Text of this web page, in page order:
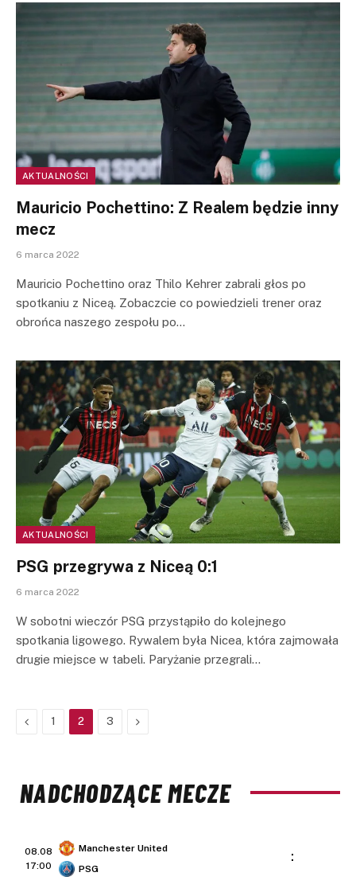
AKTUALNOŚCI
Mauricio Pochettino: Z Realem będzie inny
mecz
6 marca 2022
Mauricio Pochettino oraz Thilo Kehrer zabrali głos po
spotkaniu z Niceą. Zobaczcie co powiedzieli trener oraz
obrońca naszego zespołu po…
AKTUALNOŚCI
PSG przegrywa z Niceą 0:1
6 marca 2022
W sobotni wieczór PSG przystąpiło do kolejnego
spotkania ligowego. Rywalem była Nicea, która zajmowała
drugie miejsce w tabeli. Paryżanie przegrali…
Previous
1 2 3 Next
NADCHODZĄCE MECZE
08.08
17:00
Manchester United
PSG
: